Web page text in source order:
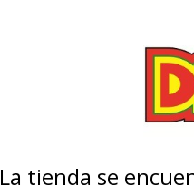
La tienda se